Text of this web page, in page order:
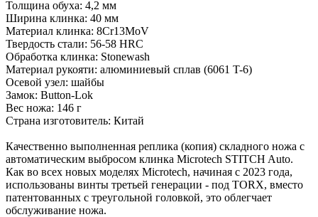
Толщина обуха: 4,2 мм
Ширина клинка: 40 мм
Материал клинка: 8Cr13MoV
Твердость стали: 56-58 HRC
Обработка клинка: Stonewash
Материал рукояти: алюминиевый сплав (6061 T-6)
Осевой узел: шайбы
Замок: Button-Lok
Вес ножа: 146 г
Страна изготовитель: Китай
Качественно выполненная реплика (копия) складного ножа с
автоматическим выбросом клинка Microtech STITCH Auto.
Как во всех новых моделях Microtech, начиная с 2023 года,
использованы винты третьей генерации - под TORX, вместо
патентованных с треугольной головкой, это облегчает
обслуживание ножа.